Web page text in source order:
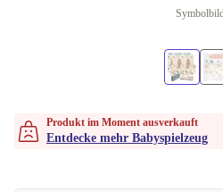
Produkt im Moment ausverkauft
Entdecke mehr Babyspielzeug